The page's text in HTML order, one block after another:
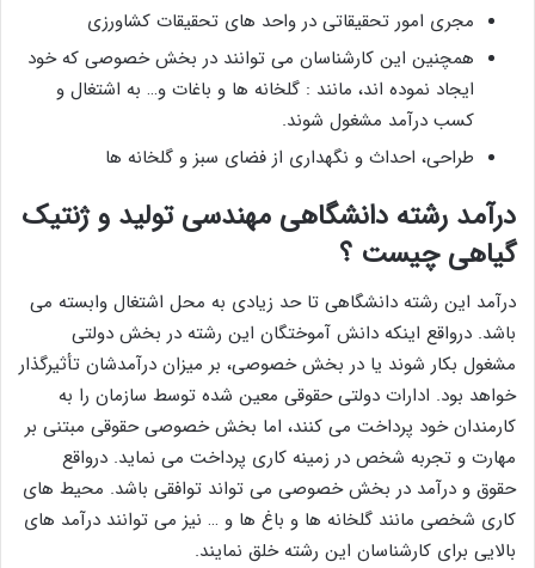
مجری امور تحقیقاتی در واحد های تحقیقات کشاورزی
همچنین این کارشناسان می توانند در بخش خصوصی که خود
ایجاد نموده اند، مانند : گلخانه ها و باغات و… به اشتغال و
کسب درآمد مشغول شوند.
طراحی، احداث و نگهداری از فضای سبز و گلخانه‌ ها
درآمد رشته دانشگاهی مهندسی تولید و ژنتیک
گیاهی چیست ؟
درآمد این رشته دانشگاهی تا حد زیادی به محل اشتغال وابسته می
باشد. درواقع اینکه دانش آموختگان این رشته در بخش دولتی
مشغول بکار شوند یا در بخش خصوصی، بر میزان درآمدشان تأثیرگذار
خواهد بود. ادارات دولتی حقوقی معین شده توسط سازمان را به
کارمندان خود پرداخت می کنند، اما بخش خصوصی حقوقی مبتنی بر
مهارت و تجربه شخص در زمینه کاری پرداخت می نماید. درواقع
حقوق و درآمد در بخش خصوصی می تواند توافقی باشد. محیط های
کاری شخصی مانند گلخانه ها و باغ ها و … نیز می توانند درآمد های
بالایی برای کارشناسان این رشته خلق نمایند.